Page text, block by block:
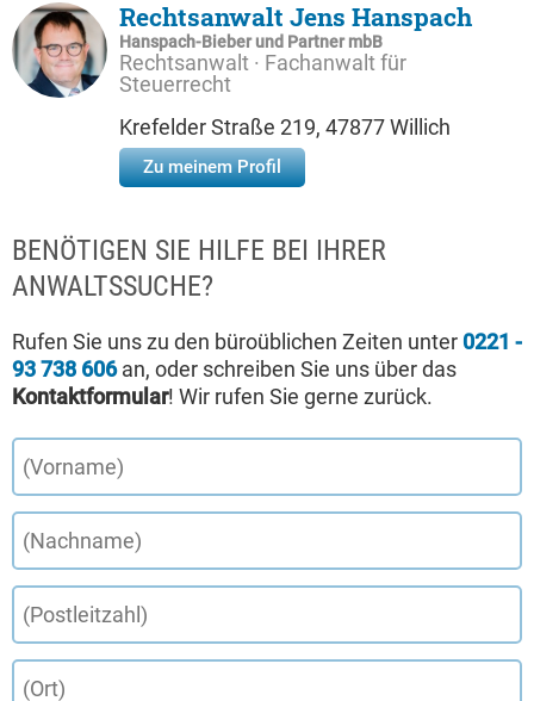
Rechtsanwalt Jens Hanspach
Hanspach-Bieber und Partner mbB
Rechtsanwalt · Fachanwalt für
Steuerrecht
Krefelder Straße 219, 47877 Willich
Zu meinem Profil
BENÖTIGEN SIE HILFE BEI IHRER
ANWALTSSUCHE?
Rufen Sie uns zu den büroüblichen Zeiten unter 0221 -
93 738 606an, oder schreiben Sie uns über das
Kontaktformular! Wir rufen Sie gerne zurück.